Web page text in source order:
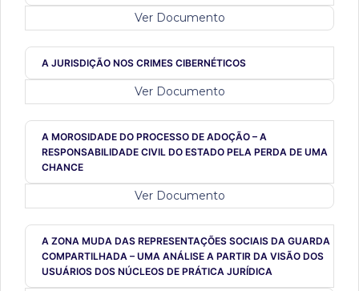
Ver Documento
A JURISDIÇÃO NOS CRIMES CIBERNÉTICOS
Ver Documento
A MOROSIDADE DO PROCESSO DE ADOÇÃO – A
RESPONSABILIDADE CIVIL DO ESTADO PELA PERDA DE UMA
CHANCE
Ver Documento
A ZONA MUDA DAS REPRESENTAÇÕES SOCIAIS DA GUARDA
COMPARTILHADA – UMA ANÁLISE A PARTIR DA VISÃO DOS
USUÁRIOS DOS NÚCLEOS DE PRÁTICA JURÍDICA